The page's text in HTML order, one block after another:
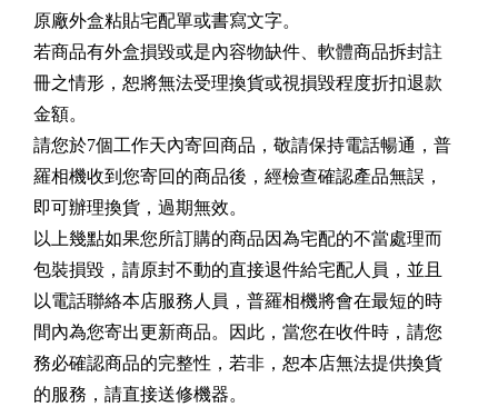
原廠外盒粘貼宅配單或書寫文字。
若商品有外盒損毀或是內容物缺件、軟體商品拆封註
冊之情形，恕將無法受理換貨或視損毀程度折扣退款
金額。
請您於7個工作天內寄回商品，敬請保持電話暢通，普
羅相機收到您寄回的商品後，經檢查確認產品無誤，
即可辦理換貨，過期無效。
以上幾點如果您所訂購的商品因為宅配的不當處理而
包裝損毀，請原封不動的直接退件給宅配人員，並且
以電話聯絡本店服務人員，普羅相機將會在最短的時
間內為您寄出更新商品。因此，當您在收件時，請您
務必確認商品的完整性，若非，恕本店無法提供換貨
的服務，請直接送修機器。